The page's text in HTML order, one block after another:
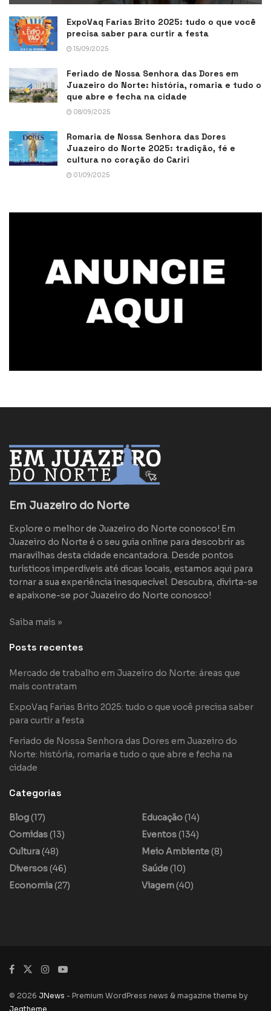
ExpoVaq Farias Brito 2025: tudo o que você
precisa saber para curtir a festa
15/09/2025
Feriado de Nossa Senhora das Dores em
Juazeiro do Norte: história, romaria e tudo o
que abre e fecha na cidade
08/09/2025
Romaria de Nossa Senhora das Dores
Juazeiro do Norte 2025: tradição, fé e
cultura no coração do Cariri
01/09/2025
Em Juazeiro do Norte
Explore o melhor de Juazeiro do Norte conosco! Em
Juazeiro do Norte é o seu guia online para descobrir as
maravilhas desta cidade encantadora. Desde pontos
turísticos imperdíveis até dicas locais, estamos aqui para
tornar a sua experiência inesquecível. Descubra, divirta-se
e apaixone-se por Juazeiro do Norte conosco!
Saiba mais »
Posts recentes
Mercado de trabalho em Juazeiro do Norte: áreas que
mais contratam
ExpoVaq Farias Brito 2025: tudo o que você precisa saber
para curtir a festa
Feriado de Nossa Senhora das Dores em Juazeiro do
Norte: história, romaria e tudo o que abre e fecha na
cidade
Categorias
Blog(17)
Comidas(13)
Cultura(48)
Diversos(46)
Economia(27)
Educação(14)
Eventos(134)
Meio Ambiente(8)
Saúde(10)
Viagem(40)
© 2026 JNews - Premium WordPress news & magazine theme by
Jegtheme